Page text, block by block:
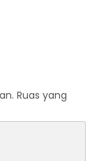
Ruas yang